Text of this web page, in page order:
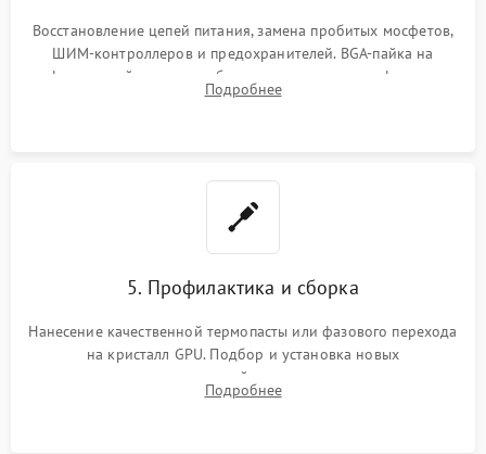
Восстановление цепей питания, замена пробитых мосфетов,
ШИМ-контроллеров и предохранителей. BGA-пайка на
инфракрасной станции реболлинг или замена графического
чипа и дефектной памяти GDDR. Прошивка BIOS
Подробнее
5. Профилактика и сборка
Нанесение качественной термопасты или фазового перехода
на кристалл GPU. Подбор и установка новых
термопрокладок правильной толщины на память и цепи
питания. Монтаж радиатора и бэкплейта, подключение и
Подробнее